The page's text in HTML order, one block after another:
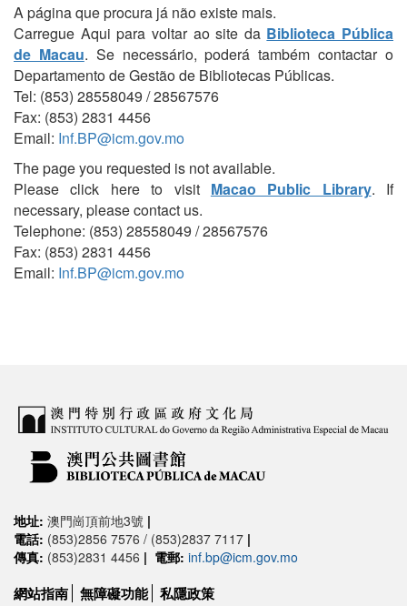
A página que procura já não existe mais.
Carregue Aqui para voltar ao site da Biblioteca Pública
de Macau. Se necessário, poderá também contactar o
Departamento de Gestão de Bibliotecas Públicas.
Tel: (853) 28558049 / 28567576
Fax: (853) 2831 4456
Email: Inf.BP@icm.gov.mo
The page you requested is not available.
Please click here to visit Macao Public Library. If
necessary, please contact us.
Telephone: (853) 28558049 / 28567576
Fax: (853) 2831 4456
Email: Inf.BP@icm.gov.mo
地址: 澳門崗頂前地3號 |
電話: (853)2856 7576 / (853)2837 7117 |
傳真: (853)2831 4456 | 電郵: inf.bp@icm.gov.mo
網站指南 無障礙功能 私隱政策